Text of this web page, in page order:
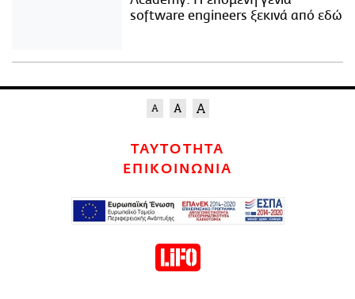
software engineers ξεκινά από εδώ
ΤΑΥΤΟΤΗΤΑ
ΕΠΙΚΟΙΝΩΝΙΑ